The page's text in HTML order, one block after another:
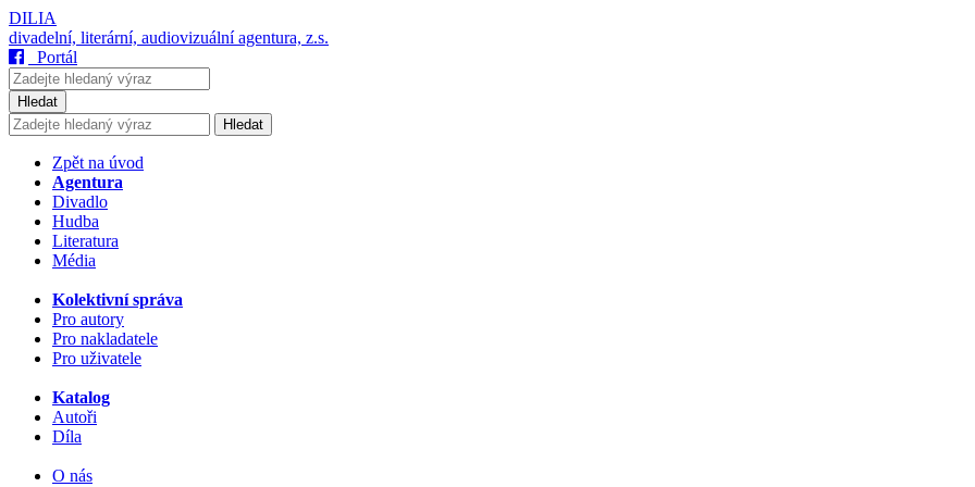
DILIA
divadelní, literární, audiovizuální agentura, z.s.
Portál
Hledat
Hledat
Zpět na úvod
Agentura
Divadlo
Hudba
Literatura
Média
Kolektivní správa
Pro autory
Pro nakladatele
Pro uživatele
Katalog
Autoři
Díla
O nás